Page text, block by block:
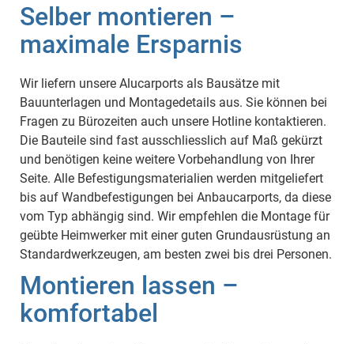
Selber montieren –
maximale Ersparnis
Wir liefern unsere Alucarports als Bausätze mit
Bauunterlagen und Montagedetails aus. Sie können bei
Fragen zu Bürozeiten auch unsere Hotline kontaktieren.
Die Bauteile sind fast ausschliesslich auf Maß gekürzt
und benötigen keine weitere Vorbehandlung von Ihrer
Seite. Alle Befestigungsmaterialien werden mitgeliefert
bis auf Wandbefestigungen bei Anbaucarports, da diese
vom Typ abhängig sind. Wir empfehlen die Montage für
geübte Heimwerker mit einer guten Grundausrüstung an
Standardwerkzeugen, am besten zwei bis drei Personen.
Montieren lassen –
komfortabel